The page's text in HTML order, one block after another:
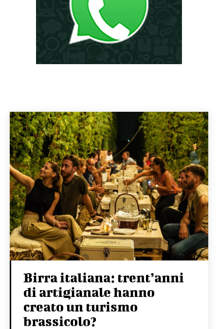
Birra italiana: trent’anni
di artigianale hanno
creato un turismo
brassicolo?